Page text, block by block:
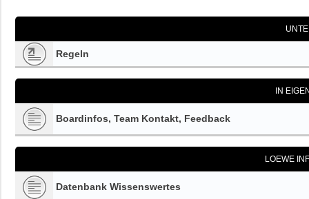
Regeln
IN
Boardinfos, Team Kontakt, Feedback
LOEWE
Datenbank Wissenswertes